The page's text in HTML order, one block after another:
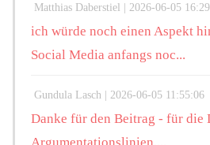
Matthias Daberstiel | 2026-06-05
ich würde noch einen Aspekt
Social Media anfangs noc...
Gundula Lasch | 2026-06-05 11:55:06
Danke für den Beitrag - für die